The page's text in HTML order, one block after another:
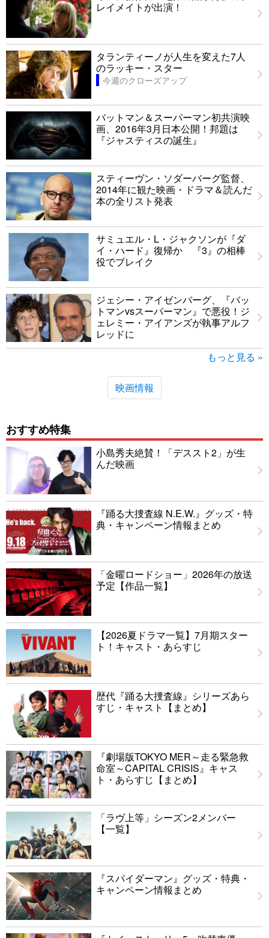
レイメイトが出演！
タランティーノが人生を変えた7人
のラッキー・スター
今週のクローズアップ
バットマン＆スーパーマン初共演映
画、2016年3月日本公開！邦題は
『ジャスティスの誕生』
スティーヴン・ソダーバーグ監督、
2014年に観た映画・ドラマ＆読んだ
本の全リスト発表
サミュエル・L・ジャクソンが『ダ
イ・ハード』復帰か 『3』の相棒
役でブレイク
ジェシー・アイゼンバーグ、『バッ
トマンvsスーパーマン』で悪役！ジ
ェレミー・アイアンズが執事アルフ
レッドに
もっと見る »
映画情報
おすすめ特集
小島秀夫絶賛！「デススト2」が生
んだ映画
『踊る大捜査線 N.E.W.』グッズ・特
典・キャンペーン情報まとめ
「金曜ロードショー」2026年の放送
予定【作品一覧】
【2026夏ドラマ一覧】7月期スター
ト！キャスト・あらすじ
歴代『踊る大捜査線』シリーズあら
すじ・キャスト【まとめ】
『劇場版TOKYO MER～走る緊急救
命室～CAPITAL CRISIS』キャス
ト・あらすじ【まとめ】
「ラヴ上等」シーズン2メンバー
【一覧】
『スパイダーマン』グッズ・特典・
キャンペーン情報まとめ